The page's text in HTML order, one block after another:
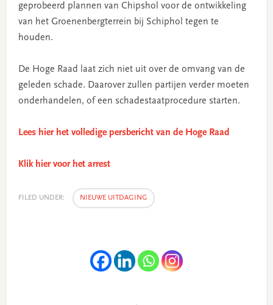
geprobeerd plannen van Chipshol voor de ontwikkeling
van het Groenenbergterrein bij Schiphol tegen te
houden.
De Hoge Raad laat zich niet uit over de omvang van de
geleden schade. Daarover zullen partijen verder moeten
onderhandelen, of een schadestaatprocedure starten.
Lees hier het volledige persbericht van de Hoge Raad
Klik hier voor het arrest
FILED UNDER: NIEUWE UITDAGING